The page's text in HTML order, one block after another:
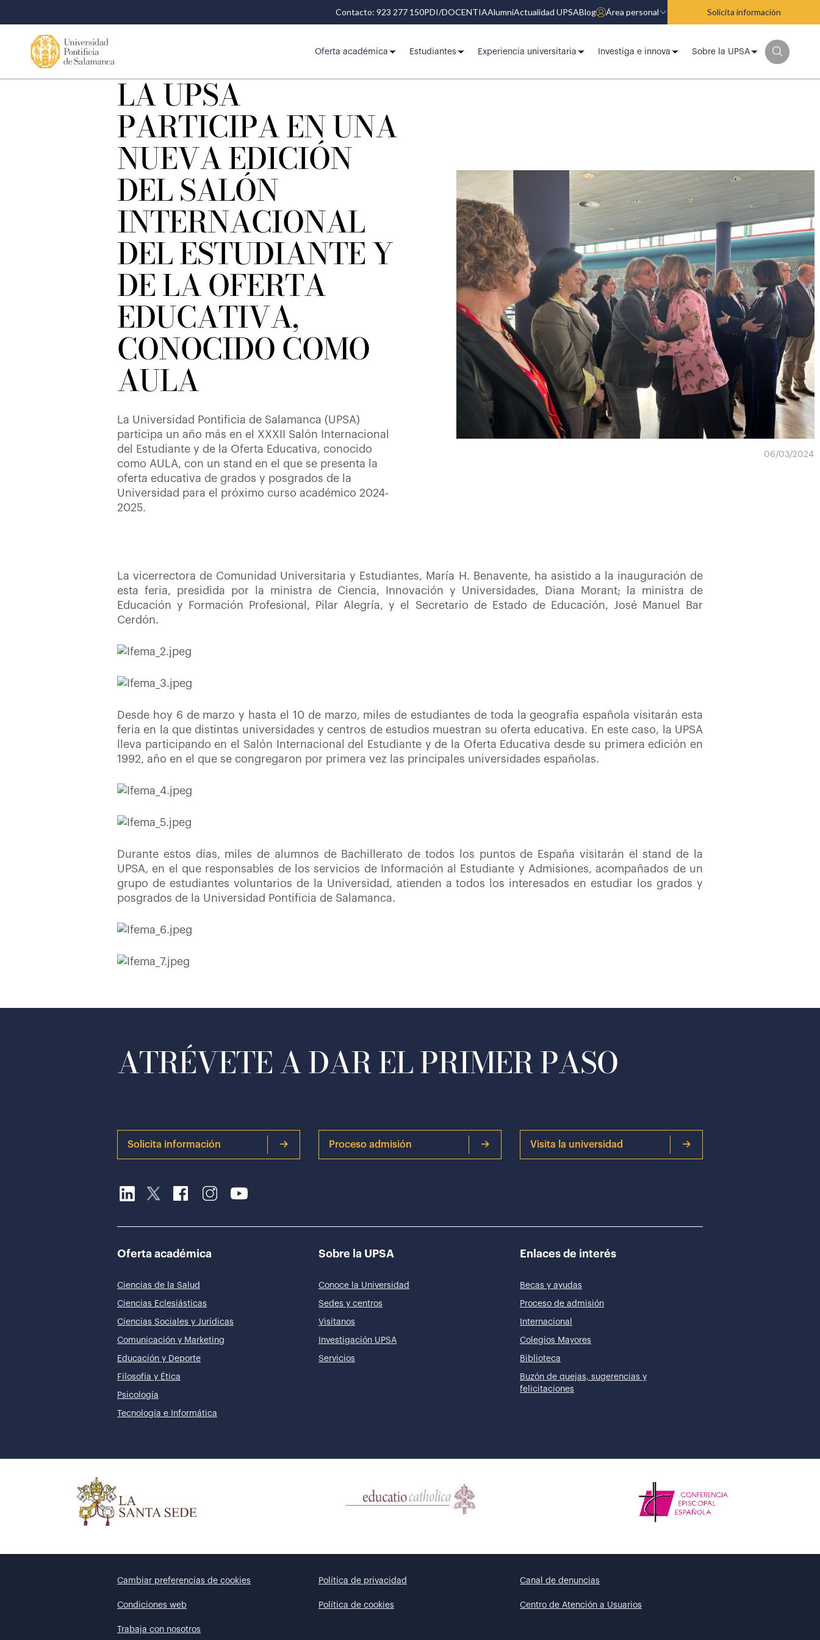
Contacto: 923 277 150PDI/DOCENTIAAlumniActualidad UPSABlog Área personal Solicita información
Oferta académica Estudiantes Experiencia universitaria Investiga e innova Sobre la UPSA
LA UPSA
PARTICIPA EN UNA
NUEVA EDICIÓN
DEL SALÓN
INTERNACIONAL
DEL ESTUDIANTE Y
DE LA OFERTA
EDUCATIVA,
CONOCIDO COMO
AULA
La Universidad Pontificia de Salamanca (UPSA)
participa un año más en el XXXII Salón Internacional
del Estudiante y de la Oferta Educativa, conocido
como AULA, con un stand en el que se presenta la
oferta educativa de grados y posgrados de la
Universidad para el próximo curso académico 2024-
2025.
06/03/2024
La vicerrectora de Comunidad Universitaria y Estudiantes, María H. Benavente, ha asistido a la inauguración de
esta feria, presidida por la ministra de Ciencia, Innovación y Universidades, Diana Morant; la ministra de
Educación y Formación Profesional, Pilar Alegría, y el Secretario de Estado de Educación, José Manuel Bar
Cerdón.
Desde hoy 6 de marzo y hasta el 10 de marzo, miles de estudiantes de toda la geografía española visitarán esta
feria en la que distintas universidades y centros de estudios muestran su oferta educativa. En este caso, la UPSA
lleva participando en el Salón Internacional del Estudiante y de la Oferta Educativa desde su primera edición en
1992, año en el que se congregaron por primera vez las principales universidades españolas.
Durante estos días, miles de alumnos de Bachillerato de todos los puntos de España visitarán el stand de la
UPSA, en el que responsables de los servicios de Información al Estudiante y Admisiones, acompañados de un
grupo de estudiantes voluntarios de la Universidad, atienden a todos los interesados en estudiar los grados y
posgrados de la Universidad Pontificia de Salamanca.
ATRÉVETE A DAR EL PRIMER PASO
Solicita información Proceso admisión Visita la universidad
Oferta académica
Ciencias de la Salud
Ciencias Eclesiásticas
Ciencias Sociales y Jurídicas
Comunicación y Marketing
Educación y Deporte
Filosofía y Ética
Psicología
Tecnología e Informática
Sobre la UPSA
Conoce la Universidad
Sedes y centros
Visítanos
Investigación UPSA
Servicios
Enlaces de interés
Becas y ayudas
Proceso de admisión
Internacional
Colegios Mayores
Biblioteca
Buzón de quejas, sugerencias y
felicitaciones
Cambiar preferencias de cookies Política de privacidad Canal de denuncias
Condiciones web Política de cookies Centro de Atención a Usuarios
Trabaja con nosotros